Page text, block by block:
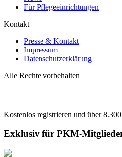
Für Pflegeeinrichtungen
Kontakt
Presse & Kontakt
Impressum
Datenschutzerklärung
Alle Rechte vorbehalten
Kostenlos registrieren und über8.300
Exklusiv für PKM-